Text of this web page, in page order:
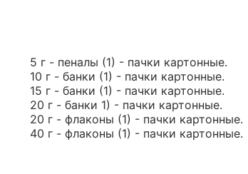
5 г - пеналы (1) - пачки картонные.
10 г - банки (1) - пачки картонные.
15 г - банки (1) - пачки картонные.
20 г - банки 1) - пачки картонные.
20 г - флаконы (1) - пачки картонные.
40 г - флаконы (1) - пачки картонные.